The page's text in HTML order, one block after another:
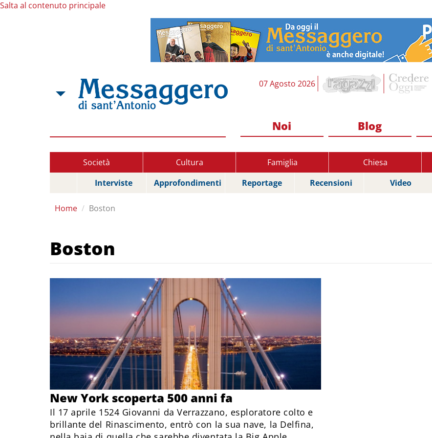
Salta al contenuto principale
07 Agosto 2026
Noi Blog
Società Cultura Famiglia Chiesa
Interviste
Approfondimenti Reportage Recensioni Video
Home Boston
Boston
New York scoperta 500 anni fa
Il 17 aprile 1524 Giovanni da Verrazzano, esploratore colto e
brillante del Rinascimento, entrò con la sua nave, la Delfina,